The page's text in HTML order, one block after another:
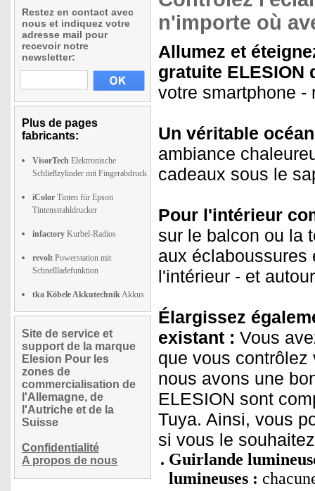
Restez en contact avec
nous et indiquez votre
adresse mail pour
recevoir notre
newsletter:
Plus de pages
fabricants:
VisorTech Elektronische
Schließzylinder mit Fingerabdruck
iColor Tinten für Epson
Tintenstrahldrucker
infactory Kurbel-Radios
revolt Powerstation mit
Schnellladefunktion
tka Köbele AkkutechnikAkkus
Site de service et
support de la marque
Elesion Pour les
zones de
commercialisation de
l'Allemagne, de
l'Autriche et de la
Suisse
Confidentialité
A propos de nous
n'importe où
Allumez et
gratuite ELESION
votre smartphone -
Un véritable
ambiance
cadeaux sous le
Pour l'intérieur
sur le balcon ou la
aux éclaboussures
l'intérieur - et
Élargissez
existant : Vous
que vous
nous avons une
ELESION sont
Tuya. Ainsi, vous
si vous le
Guirlande
lumineuses :